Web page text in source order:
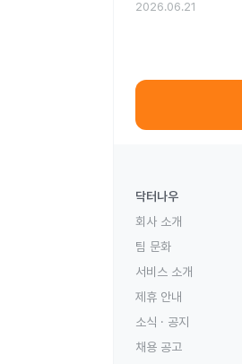
2026.06.21
닥터나우
회사 소개
팀 문화
서비스 소개
제휴 안내
소식 · 공지
채용 공고